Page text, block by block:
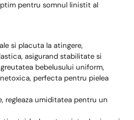
pentru somnul linistit al
si placuta la atingere,
asigurand stabilitate si
bebelusului uniform,
perfecta pentru pielea
regleaza umiditatea pentru un